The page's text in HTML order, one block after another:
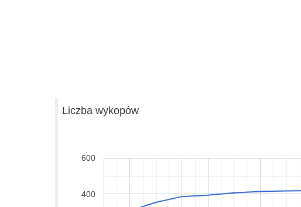
Liczba wykopów
400
600